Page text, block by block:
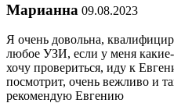
Марианна 09.08.2023
Я очень довольна,
любое УЗИ, если у меня
хочу провериться, иду к
посмотрит, очень вежливо и
рекомендую Евгению